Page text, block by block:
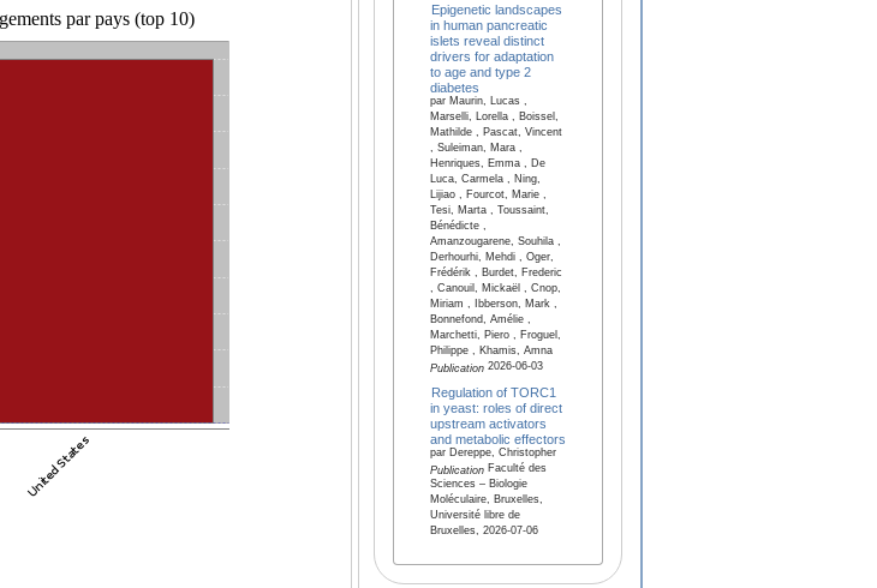
Epigenetic landscapes
in human pancreatic
islets reveal distinct
drivers for adaptation
to age and type 2
diabetes
par Maurin, Lucas ,
Marselli, Lorella , Boissel,
Mathilde , Pascat, Vincent
, Suleiman, Mara ,
Henriques, Emma , De
Luca, Carmela , Ning,
Lijiao , Fourcot, Marie ,
Tesi, Marta , Toussaint,
Bénédicte ,
Amanzougarene, Souhila ,
Derhourhi, Mehdi , Oger,
Frédérik , Burdet, Frederic
, Canouil, Mickaël , Cnop,
Miriam , Ibberson, Mark ,
Bonnefond, Amélie ,
Marchetti, Piero , Froguel,
Philippe , Khamis, Amna
Publication2026-06-03
Regulation of TORC1
in yeast: roles of direct
upstream activators
and metabolic effectors
par Dereppe, Christopher
PublicationFaculté des
Sciences – Biologie
Moléculaire, Bruxelles,
Université libre de
Bruxelles, 2026-07-06